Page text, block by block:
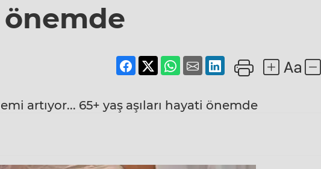
önemde
artıyor... 65+ yaş aşıları hayati önemde